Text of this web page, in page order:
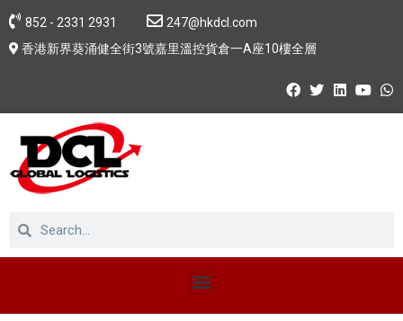
852 - 2331 2931
247@hkdcl.com
香港新界葵涌健全街3號嘉里溫控貨倉一A座10樓全層